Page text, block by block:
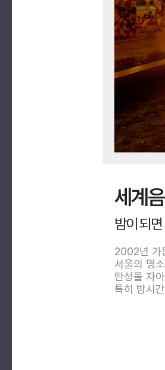
세계
밤이 되
2002년 가
서울의 명
탄성을 자
특히 밤시